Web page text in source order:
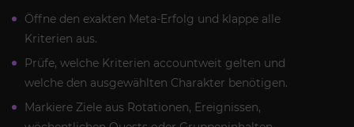
Öffne den exakten Meta-Erfolg und klappe alle
Kriterien aus.
Prüfe, welche Kriterien accountweit gelten und
welche den ausgewählten Charakter benötigen.
Markiere Ziele aus Rotationen, Ereignissen,